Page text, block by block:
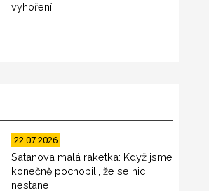
vyhoření
22.07.2026
Satanova malá raketka: Když jsme
konečně pochopili, že se nic
nestane